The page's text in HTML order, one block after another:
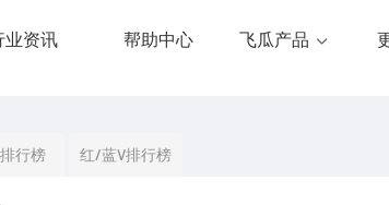
业资讯 帮助中心 飞瓜产品
行榜 红/蓝V排行榜